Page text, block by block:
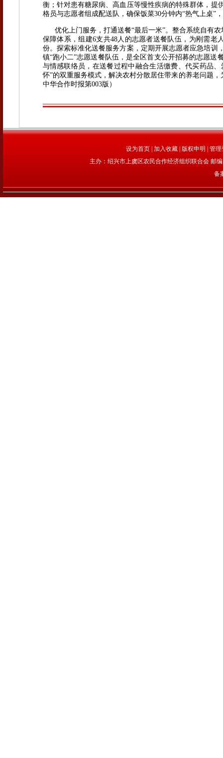
衡；针对患有糖尿病、高血压等慢性疾病的特殊群体，
格员与志愿者组成配送队，确保饭菜30分钟内“热气上桌”
优化上门服务，打通送餐“最后一米”。整合系统自有
保障体系，组建6支共48人的志愿者送餐队伍，为刚需老
份。探索标准化送餐服务方案，定期开展志愿者应急培
镇“跑小二”志愿送餐队伍，是全区首支公开招募的志愿
与情感联络员，在送餐过程中融合生活缴费、代买药品
怀”的双重服务模式，解决农村分散居住带来的养老问题
中华合作时报第003版）
设为首页 加入收藏 版权申明
管理
主办：绍兴市上虞区农民合作经济组织联合会 邮
备